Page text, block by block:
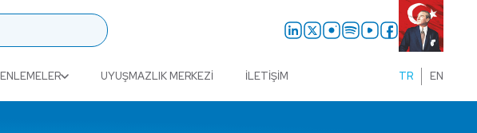
UYUŞMAZLIK MERKEZI İLETIŞIM TR EN